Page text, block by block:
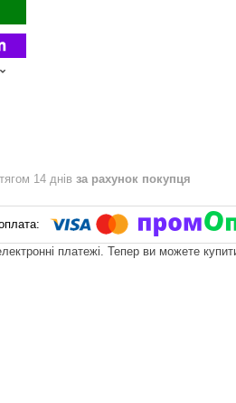
14 днів за рахунок покупця
платежі. Тепер ви можете